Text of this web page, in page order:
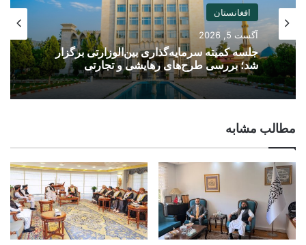
افغانستان
آگست 5, 2026
جلسه کمیته سرمایه‌گذاری بین‌الوزارتی برگزار
شد؛ بررسی طرح‌های رهایشی و تجارتی
مطالب مشابه